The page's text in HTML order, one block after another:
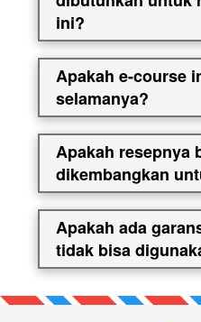
ini?
Apakah e-course
selamanya?
Apakah resepnya
dikembangkan
Apakah ada
tidak bisa